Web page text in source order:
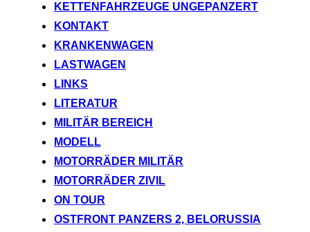
KETTENFAHRZEUGE UNGEPANZERT
KONTAKT
KRANKENWAGEN
LASTWAGEN
LINKS
LITERATUR
MILITÄR BEREICH
MODELL
MOTORRÄDER MILITÄR
MOTORRÄDER ZIVIL
ON TOUR
OSTFRONT PANZERS 2, BELORUSSIA